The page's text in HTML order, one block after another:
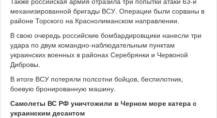
механизированной бригады ВСУ. Операции были сорваны в
районе Торского на Краснолиманском направлении.
В свою очередь российские бомбардировщики нанесли три
удара по двум командно-наблюдательным пунктам
украинских военных в районах Серебрянки и Червоной
Дибровы.
В итоге ВСУ потеряли полсотни бойцов, беспилотник,
боевую бронированную машину.
Самолеты ВС РФ уничтожили в Черном море катера с
украинским десантом